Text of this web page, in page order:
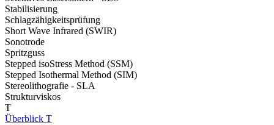
Stabilisierung
Schlagzähigkeitsprüfung
Short Wave Infrared (SWIR)
Sonotrode
Spritzguss
Stepped isoStress Method (SSM)
Stepped Isothermal Method (SIM)
Stereolithografie - SLA
Strukturviskos
T
Überblick T